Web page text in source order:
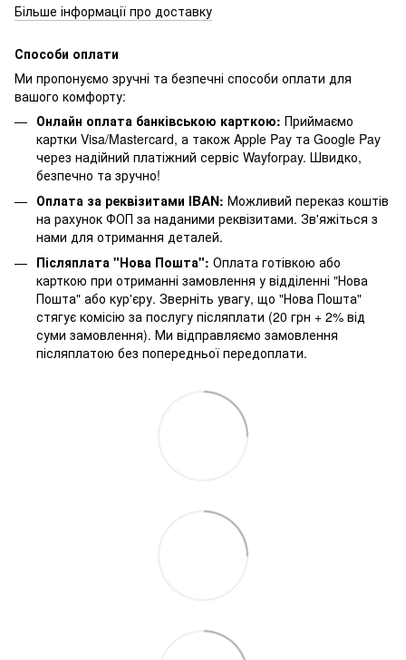
Більше інформації про доставку
Способи оплати
Ми пропонуємо зручні та безпечні способи оплати для
вашого комфорту:
Онлайн оплата банківською карткою: Приймаємо
картки Visa/Mastercard, а також Apple Pay та Google Pay
через надійний платіжний сервіс Wayforpay. Швидко,
безпечно та зручно!
Оплата за реквізитами IBAN: Можливий переказ коштів
на рахунок ФОП за наданими реквізитами. Зв'яжіться з
нами для отримання деталей.
Післяплата "Нова Пошта": Оплата готівкою або
карткою при отриманні замовлення у відділенні "Нова
Пошта" або кур'єру. Зверніть увагу, що "Нова Пошта"
стягує комісію за послугу післяплати (20 грн + 2% від
суми замовлення). Ми відправляємо замовлення
післяплатою без попередньої передоплати.